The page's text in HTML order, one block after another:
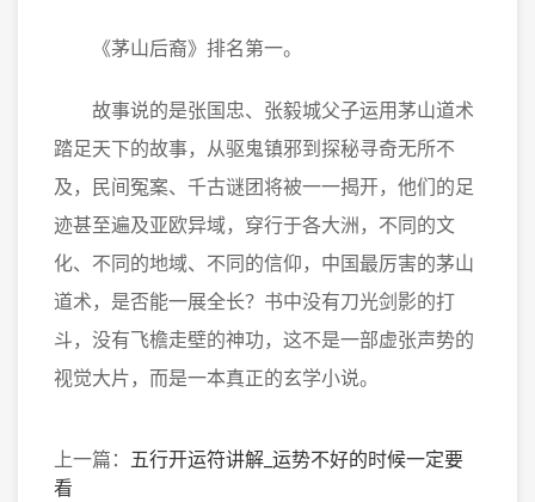
《茅山后裔》排名第一。
故事说的是张国忠、张毅城父子运用茅山道术
踏足天下的故事，从驱鬼镇邪到探秘寻奇无所不
及，民间冤案、千古谜团将被一一揭开，他们的足
迹甚至遍及亚欧异域，穿行于各大洲，不同的文
化、不同的地域、不同的信仰，中国最厉害的茅山
道术，是否能一展全长？书中没有刀光剑影的打
斗，没有飞檐走壁的神功，这不是一部虚张声势的
视觉大片，而是一本真正的玄学小说。
上一篇： 五行开运符讲解_运势不好的时候一定要
看